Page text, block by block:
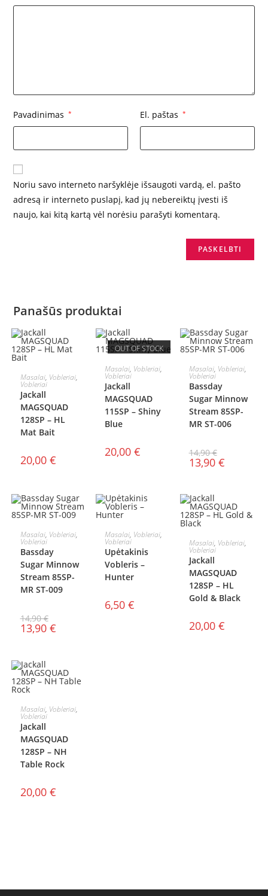
Pavadinimas * El. paštas *
Noriu savo interneto naršyklėje išsaugoti vardą, el. pašto
adresą ir interneto puslapį, kad jų nebereiktų įvesti iš
naujo, kai kitą kartą vėl norėsiu parašyti komentarą.
Panašūs produktai
Į KREPŠELĮ
Masalai, Vobleriai,
Vobleriai
Jackall
MAGSQUAD
128SP – HL
Mat Bait
20,00 €
OUT OF STOCK
DAUGIAU
Masalai, Vobleriai,
Vobleriai
Jackall
MAGSQUAD
115SP – Shiny
Blue
20,00 €
AKCIJA!
Į KREPŠELĮ
Masalai, Vobleriai,
Vobleriai
Bassday
Sugar Minnow
Stream 85SP-
MR ST-006
14,90€
13,90 €
AKCIJA!
Į KREPŠELĮ
Masalai, Vobleriai,
Vobleriai
Bassday
Sugar Minnow
Stream 85SP-
MR ST-009
14,90€
13,90 €
Į KREPŠELĮ
Masalai, Vobleriai,
Vobleriai
Upėtakinis
Vobleris –
Hunter
6,50 €
Į KREPŠELĮ
Masalai, Vobleriai,
Vobleriai
Jackall
MAGSQUAD
128SP – HL
Gold & Black
20,00 €
Į KREPŠELĮ
Masalai, Vobleriai,
Vobleriai
Jackall
MAGSQUAD
128SP – NH
Table Rock
20,00 €